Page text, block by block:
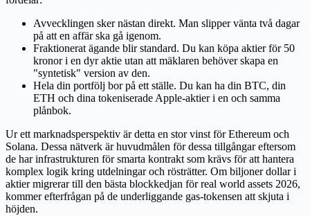
Avvecklingen sker nästan direkt. Man slipper vänta två dagar
på att en affär ska gå igenom.
Fraktionerat ägande blir standard. Du kan köpa aktier för 50
kronor i en dyr aktie utan att mäklaren behöver skapa en
"syntetisk" version av den.
Hela din portfölj bor på ett ställe. Du kan ha din BTC, din
ETH och dina tokeniserade Apple-aktier i en och samma
plånbok.
Ur ett marknadsperspektiv är detta en stor vinst för Ethereum och
Solana. Dessa nätverk är huvudmålen för dessa tillgångar eftersom
de har infrastrukturen för smarta kontrakt som krävs för att hantera
komplex logik kring utdelningar och rösträtter. Om biljoner dollar i
aktier migrerar till den bästa blockkedjan för real world assets 2026,
kommer efterfrågan på de underliggande gas-tokensen att skjuta i
höjden.